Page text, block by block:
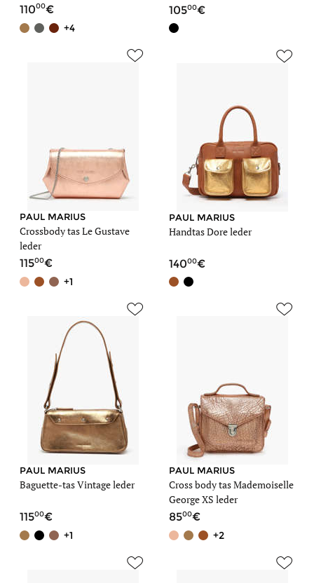
11000
+4
10500
PAUL MARIUS
Crossbody tas Le Gustave
leder
11500
+1
PAUL MARIUS
Handtas Dore leder
14000
PAUL MARIUS
Baguette-tas Vintage leder
11500
+1
PAUL MARIUS
Cross body tas Mademoiselle
George XS leder
8500
+2